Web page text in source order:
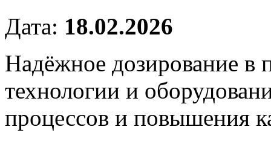
Дата: 18.02.2026
Надёжное дозирование
технологии и
процессов и повышения